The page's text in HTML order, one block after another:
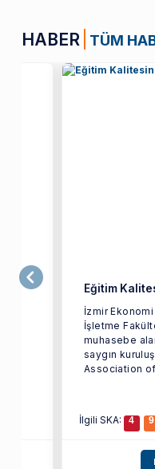
HABER TÜM
Eğitim
İzmir
İşletme
muhasebe
saygın
Association
İlgili SKA: 4 9